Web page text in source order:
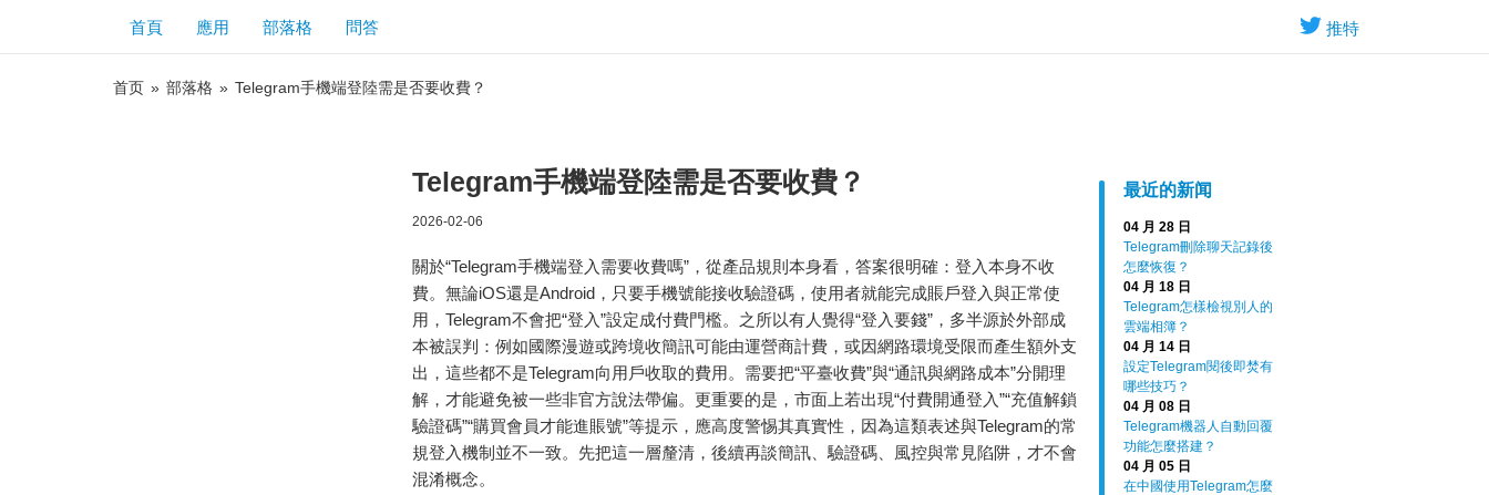
推特
首頁 應用 部落格 問答
首页 » 部落格 » Telegram手機端登陸需是否要收費？
最近的新闻
04 月 28 日
Telegram刪除聊天記錄後
怎麼恢復？
04 月 18 日
Telegram怎樣檢視別人的
雲端相簿？
04 月 14 日
設定Telegram閱後即焚有
哪些技巧？
04 月 08 日
Telegram機器人自動回覆
功能怎麼搭建？
04 月 05 日
在中國使用Telegram怎麼
Telegram手機端登陸需是否要收費？
2026-02-06
關於“Telegram手機端登入需要收費嗎”，從產品規則本身看，答案很明確：登入本身不收
費。無論iOS還是Android，只要手機號能接收驗證碼，使用者就能完成賬戶登入與正常使
用，Telegram不會把“登入”設定成付費門檻。之所以有人覺得“登入要錢”，多半源於外部成
本被誤判：例如國際漫遊或跨境收簡訊可能由運營商計費，或因網路環境受限而產生額外支
出，這些都不是Telegram向用戶收取的費用。需要把“平臺收費”與“通訊與網路成本”分開理
解，才能避免被一些非官方說法帶偏。更重要的是，市面上若出現“付費開通登入”“充值解鎖
驗證碼”“購買會員才能進賬號”等提示，應高度警惕其真實性，因為這類表述與Telegram的常
規登入機制並不一致。先把這一層釐清，後續再談簡訊、驗證碼、風控與常見陷阱，才不會
混淆概念。